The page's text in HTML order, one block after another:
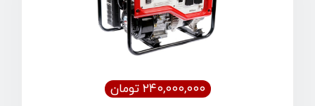
۲۴۰,۰۰۰,۰۰۰ تومان